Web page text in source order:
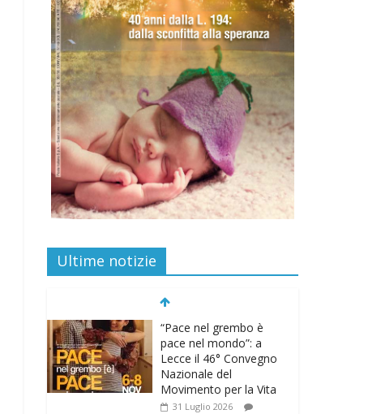
Ultime notizie
“Pace nel grembo è
pace nel mondo”: a
Lecce il 46° Convegno
Nazionale del
Movimento per la Vita
31 Luglio 2026